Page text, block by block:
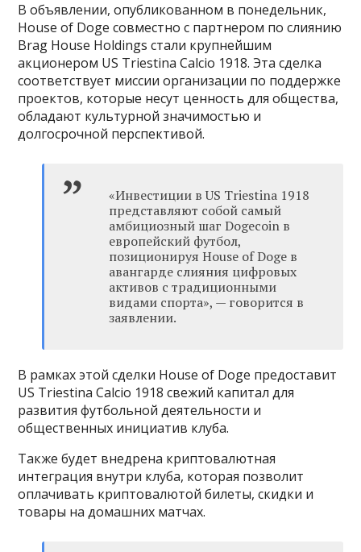
В объявлении, опубликованном в понедельник,
House of Doge совместно с партнером по слиянию
Brag House Holdings стали крупнейшим
акционером US Triestina Calcio 1918. Эта сделка
соответствует миссии организации по поддержке
проектов, которые несут ценность для общества,
обладают культурной значимостью и
долгосрочной перспективой.
«Инвестиции в US Triestina 1918
представляют собой самый
амбициозный шаг Dogecoin в
европейский футбол,
позиционируя House of Doge в
авангарде слияния цифровых
активов с традиционными
видами спорта», — говорится в
заявлении.
В рамках этой сделки House of Doge предоставит
US Triestina Calcio 1918 свежий капитал для
развития футбольной деятельности и
общественных инициатив клуба.
Также будет внедрена криптовалютная
интеграция внутри клуба, которая позволит
оплачивать криптовалютой билеты, скидки и
товары на домашних матчах.